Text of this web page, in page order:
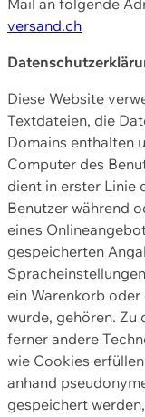
versand.ch
Diese Website
Textdateien, die
Domains enthalten
Computer des
dient in erster Linie
Benutzer während
eines
gespeicherten
ein Warenkorb
wurde, gehören. Zu
ferner andere
wie Cookies
anhand
gespeichert